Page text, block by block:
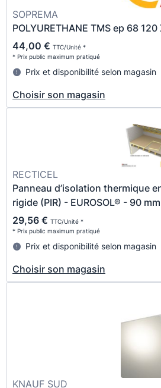
SOPREMA
POLYURETHANE TMS ep 68
44,00 € TTC/Unité *
* Prix public maximum pratiqué
Prix et disponibilité selon magasin
Choisir son magasin
RECTICEL
Panneau d’isolation thermique
rigide (PIR) - EUROSOL® - 90
29,56 € TTC/Unité *
* Prix public maximum pratiqué
Prix et disponibilité selon magasin
Choisir son magasin
KNAUF SUD